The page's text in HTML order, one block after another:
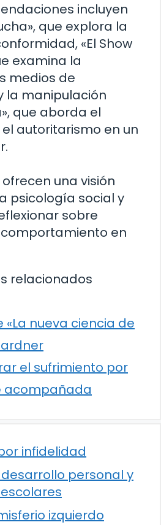
incluyen
que explora la
«El Show
examina la
medios de
la manipulación
que aborda el
autoritarismo en un
una visión
psicología social y
sobre
en
relacionados
«La nueva ciencia de
el sufrimiento por
acompañada
infidelidad
personal y
izquierdo